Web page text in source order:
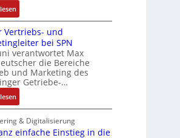
P
o
i
t
i
v
e
M
o
m
e
t
i
o
n
F
a
b
r
i
k
e
m
t
e
c
h
n
k
G
:
D
a
s
s
a
u
l
t
S
y
s
Vertriebs- und
bei SPN
verantwortet Max
die Bereiche
und Marketing des
Getriebe-…
:
N
e
u
& Digitalisierung
einfache Einstieg in die